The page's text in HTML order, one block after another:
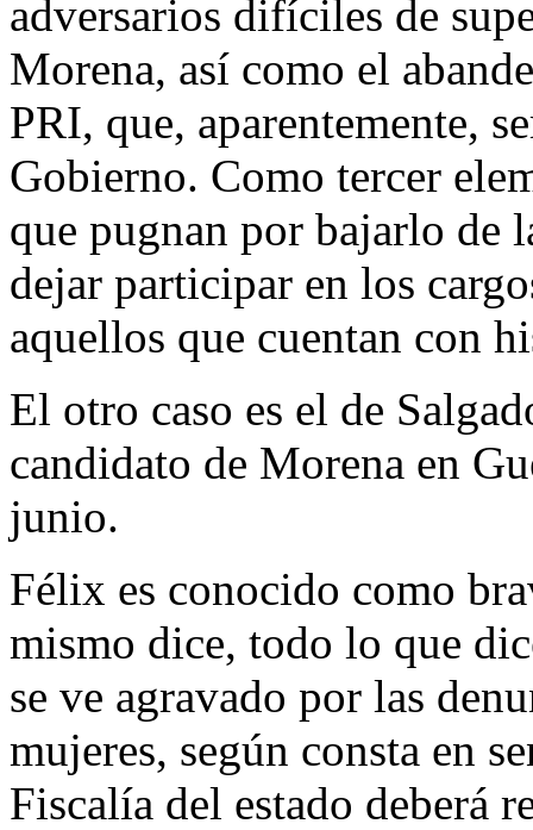
adversarios difíciles de
Morena, así como el
PRI, que, aparentemente,
Gobierno. Como tercer
que pugnan por bajarlo de
dejar participar en los
aquellos que cuentan con
El otro caso es el de
candidato de Morena en
junio.
Félix es conocido como
mismo dice, todo lo que
se ve agravado por las
mujeres, según consta en
Fiscalía del estado deberá